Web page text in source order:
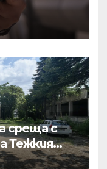
среща с
Тежкия